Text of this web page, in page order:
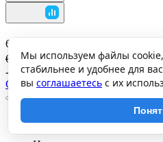
62 953 ₽
64 900 ₽
-3%
Стол монтажный Диком СР-150-
0
В наличии
Мы используем файлы
стабильнее и удобнее для
вы соглашаетесь с их